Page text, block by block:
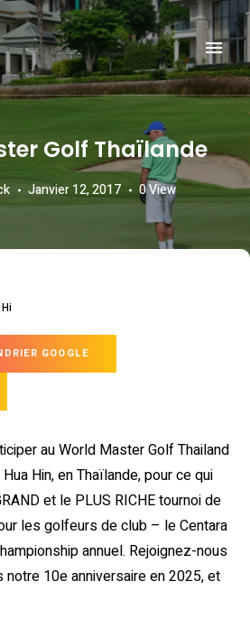
Autoriteit van Thailand.
Golf Thaïlande
Janvier 12, 2017 0View
GOOGLE
au World Master Golf Thailand
Hin, en Thaïlande, pour ce qui
et le PLUS RICHE tournoi de
les golfeurs de club – le Centara
annuel. Rejoignez-nous
10e anniversaire en 2025, et